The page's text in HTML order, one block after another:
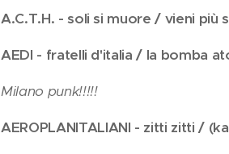
A.C.T.H. - soli si muore / vieni più
AEDI - fratelli d'italia / la bomba
Milano punk!!!!!
AEROPLANITALIANI - zitti zitti /